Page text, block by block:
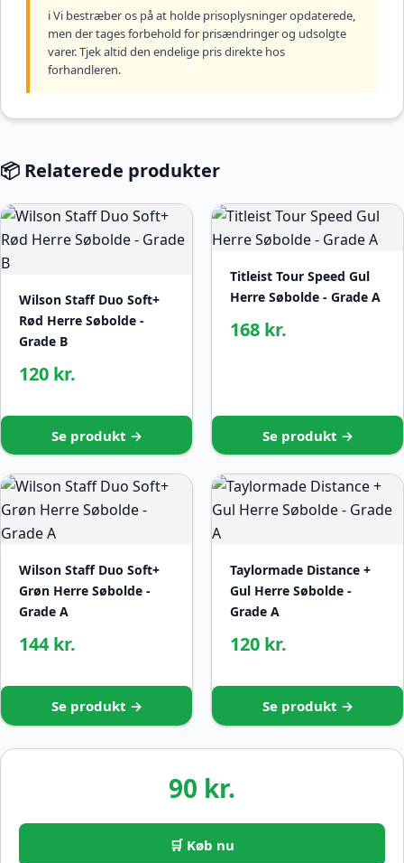
ℹ️ Vi bestræber os på at holde prisoplysninger opdaterede,
men der tages forbehold for prisændringer og udsolgte
varer. Tjek altid den endelige pris direkte hos
forhandleren.
📦 Relaterede produkter
Wilson Staff Duo Soft+
Rød Herre Søbolde -
Grade B
120 kr.
Se produkt →
Titleist Tour Speed Gul
Herre Søbolde - Grade A
168 kr.
Se produkt →
Wilson Staff Duo Soft+
Grøn Herre Søbolde -
Grade A
144 kr.
Se produkt →
Taylormade Distance +
Gul Herre Søbolde -
Grade A
120 kr.
Se produkt →
90 kr.
🛒 Køb nu